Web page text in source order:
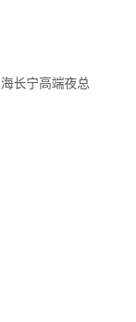
长宁高端夜总